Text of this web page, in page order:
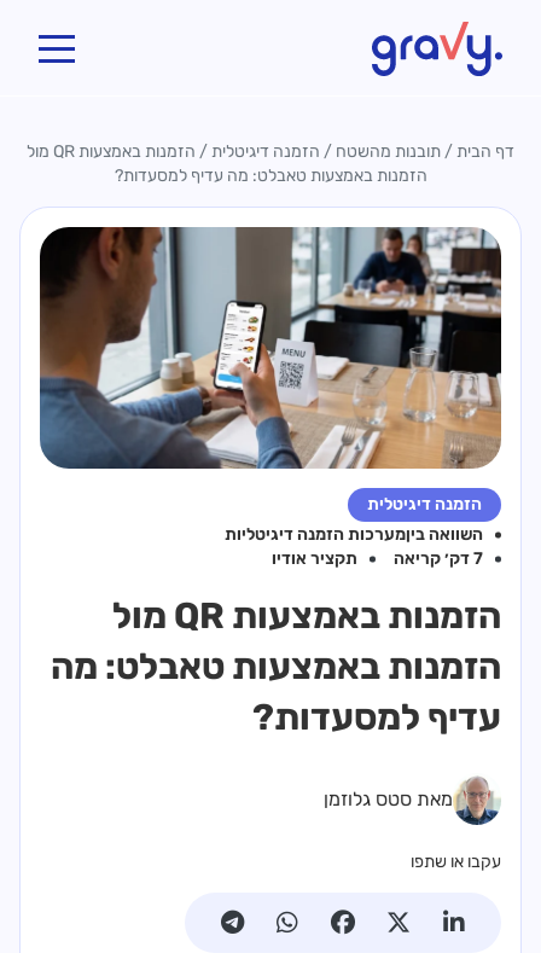
דף הבית/ תובנות מהשטח / הזמנה דיגיטלית/
הזמנות באמצעות QR מול
הזמנות באמצעות טאבלט: מה עדיף למסעדות?
הזמנה דיגיטלית
השוואה ביןמערכות הזמנה דיגיטליות
7 דק׳ קריאה
תקציר אודיו
הזמנות באמצעות QR מול
הזמנות באמצעות טאבלט: מה
עדיף למסעדות?
מאת סטס גלוזמן
עקבו או שתפו